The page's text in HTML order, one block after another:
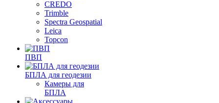
CREDO
Trimble
Spectra Geospatial
Leica
Topcon
ПВП
БПЛА для геодезии
Камеры для
БПЛА